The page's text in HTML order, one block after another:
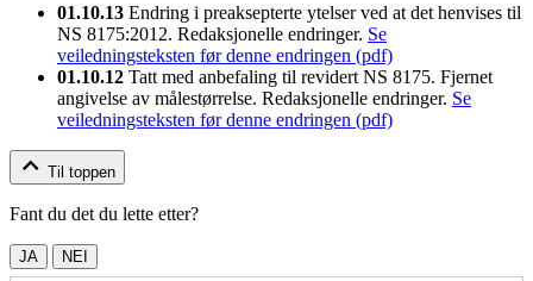
01.10.13 Endring i preaksepterte ytelser ved at det henvises til
NS 8175:2012. Redaksjonelle endringer. Se
veiledningsteksten før denne endringen (pdf)
01.10.12 Tatt med anbefaling til revidert NS 8175. Fjernet
angivelse av målestørrelse. Redaksjonelle endringer. Se
veiledningsteksten før denne endringen (pdf)
Til toppen
Fant du det du lette etter?
JA NEI